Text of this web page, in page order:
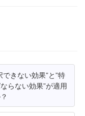
きない効果”と”特
らない効果”が適用